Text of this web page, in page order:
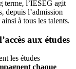
terme, l’IÉSEG agit
depuis l’admission
à tous les talents.
aux études
les études
chaque